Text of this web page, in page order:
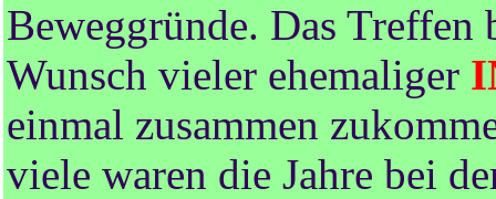
Beweggründe. Das
Wunsch vieler ehemaliger
einmal zusammen
viele waren die Jahre bei